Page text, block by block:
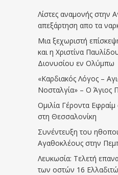
Λίστες αναμονής στην
απεξάρτηση απο τα
Μια ξεχωριστή
και η Χριστίνα
Διονυσίου εν Ολύμπω
«Καρδιακός Λόγος –
Νοσταλγία» – Ο Άγιος
Ομιλία Γέροντα
στη Θεσσαλονίκη
Συνέντευξη του
Αγαθοκλέους στην
Λευκωσία: Τελετή
των οστών 16